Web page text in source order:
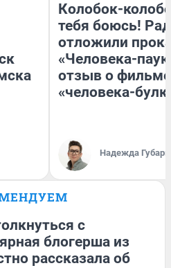
Колобок-
тебя боюсь!
отложили
«Человека-
отзыв о
«человека-
Надежда Губарь
с
блогерша из
рассказала об